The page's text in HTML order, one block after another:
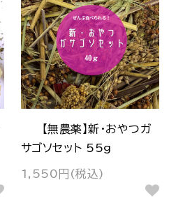
【無農薬】新・おやつガ
サゴソセット 55g
1,550円(税込)